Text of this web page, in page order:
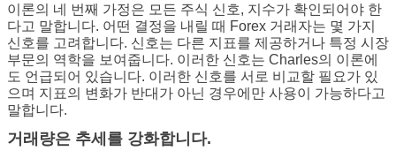
이론의 네 번째 가정은 모든 주식 신호, 지수가 확인되어야 한
다고 말합니다. 어떤 결정을 내릴 때 Forex 거래자는 몇 가지
신호를 고려합니다. 신호는 다른 지표를 제공하거나 특정 시장
부문의 역학을 보여줍니다. 이러한 신호는 Charles의 이론에
도 언급되어 있습니다. 이러한 신호를 서로 비교할 필요가 있
으며 지표의 변화가 반대가 아닌 경우에만 사용이 가능하다고
말합니다.
거래량은 추세를 강화합니다.